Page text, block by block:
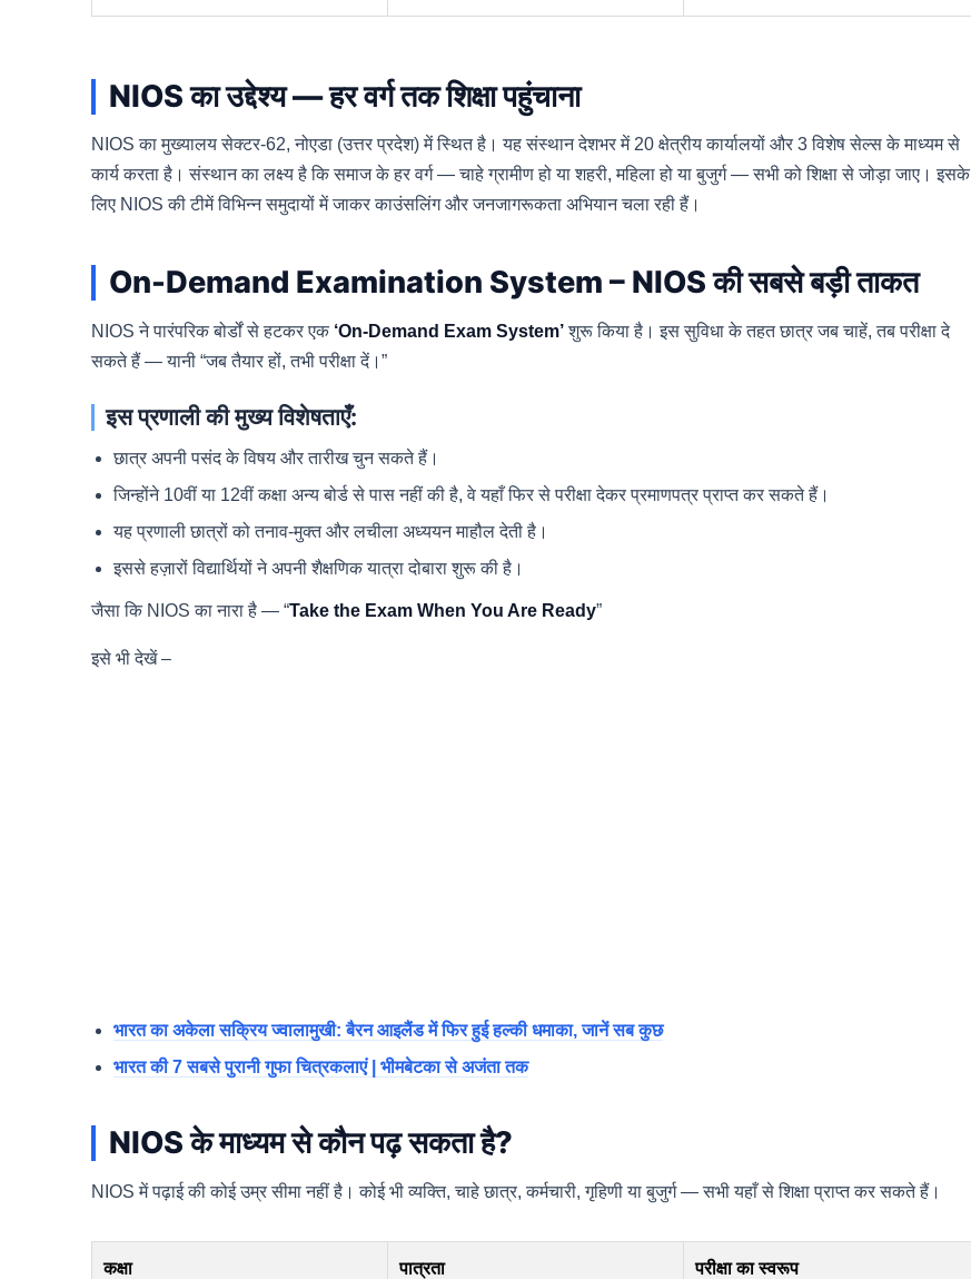
NIOS का उद्देश्य — हर वर्ग तक शिक्षा पहुंचाना
NIOS का मुख्यालय सेक्टर-62, नोएडा (उत्तर प्रदेश) में स्थित है। यह संस्थान देशभर में 20 क्षेत्रीय कार्यालयों और 3 विशेष सेल्स के माध्यम से
कार्य करता है। संस्थान का लक्ष्य है कि समाज के हर वर्ग — चाहे ग्रामीण हो या शहरी, महिला हो या बुजुर्ग — सभी को शिक्षा से जोड़ा जाए। इसके
लिए NIOS की टीमें विभिन्न समुदायों में जाकर काउंसलिंग और जनजागरूकता अभियान चला रही हैं।
On-Demand Examination System – NIOS की सबसे बड़ी ताकत
NIOS ने पारंपरिक बोर्डों से हटकर एक ‘On-Demand Exam System’शुरू किया है। इस सुविधा के तहत छात्र जब चाहें, तब परीक्षा दे
सकते हैं — यानी “जब तैयार हों, तभी परीक्षा दें।”
इस प्रणाली की मुख्य विशेषताएँ:
छात्र अपनी पसंद के विषय और तारीख चुन सकते हैं।
जिन्होंने 10वीं या 12वीं कक्षा अन्य बोर्ड से पास नहीं की है, वे यहाँ फिर से परीक्षा देकर प्रमाणपत्र प्राप्त कर सकते हैं।
यह प्रणाली छात्रों को तनाव-मुक्त और लचीला अध्ययन माहौल देती है।
इससे हज़ारों विद्यार्थियों ने अपनी शैक्षणिक यात्रा दोबारा शुरू की है।
जैसा कि NIOS का नारा है — “Take the Exam When You Are Ready”
इसे भी देखें –
भारत का अकेला सक्रिय ज्वालामुखी: बैरन आइलैंड में फिर हुई हल्की धमाका, जानें सब कुछ
भारत की 7 सबसे पुरानी गुफा चित्रकलाएं | भीमबेटका से अजंता तक
NIOS के माध्यम से कौन पढ़ सकता है?
NIOS में पढ़ाई की कोई उम्र सीमा नहीं है। कोई भी व्यक्ति, चाहे छात्र, कर्मचारी, गृहिणी या बुजुर्ग — सभी यहाँ से शिक्षा प्राप्त कर सकते हैं।
कक्षा पात्रता परीक्षा का स्वरूप